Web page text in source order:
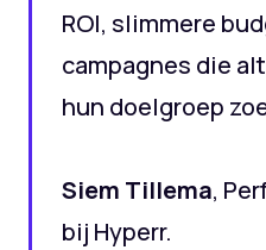
ROI, slimmere
campagnes die
hun doelgroep
Siem Tillema,
bij Hyperr.